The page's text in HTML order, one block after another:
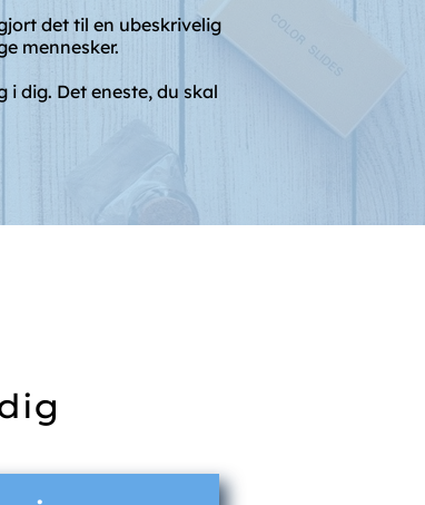
det til en ubeskrivelig
mennesker.
dig. Det eneste, du skal